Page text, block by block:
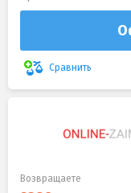
Сравнить
Возвращаете